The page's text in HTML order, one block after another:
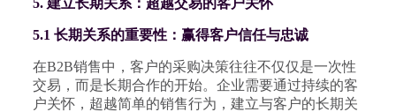
5. 建立长期关系：超越交易的客户关怀
5.1 长期关系的重要性：赢得客户信任与忠诚
在B2B销售中，客户的采购决策往往不仅仅是一次性
交易，而是长期合作的开始。企业需要通过持续的客
户关怀，超越简单的销售行为，建立与客户的长期关